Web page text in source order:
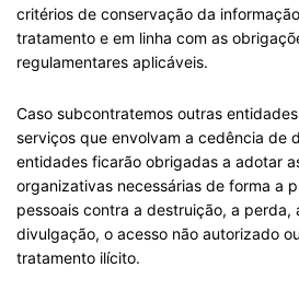
critérios de conservação da
tratamento e em linha com as
regulamentares aplicáveis.
Caso subcontratemos outras
serviços que envolvam a cedência de
entidades ficarão obrigadas a adotar
organizativas necessárias de forma a
pessoais contra a destruição, a perda,
divulgação, o acesso não autorizado
tratamento ilícito.